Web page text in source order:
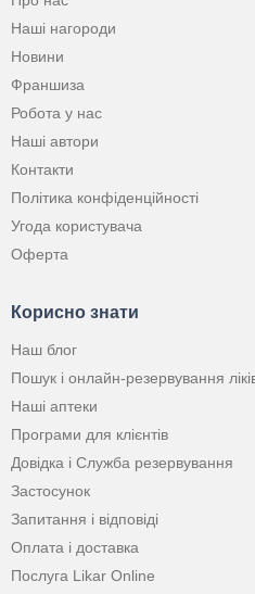
Наші нагороди
Новини
Франшиза
Робота у нас
Наші автори
Контакти
Політика конфіденційності
Угода користувача
Оферта
Корисно знати
Наш блог
Пошук і онлайн-резервування
Наші аптеки
Програми для клієнтів
Довідка і Служба резервування
Застосунок
Запитання і відповіді
Оплата і доставка
Послуга Likar Online